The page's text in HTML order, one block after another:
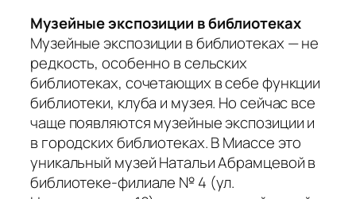
Музейные экспозиции в библиотеках
Музейные экспозиции в библиотеках — не
редкость, особенно в сельских
библиотеках, сочетающих в себе функции
библиотеки, клуба и музея. Но сейчас все
чаще появляются музейные экспозиции и
в городских библиотеках. В Миассе это
уникальный музей Натальи Абрамцевой в
библиотеке-филиале № 4 (ул.